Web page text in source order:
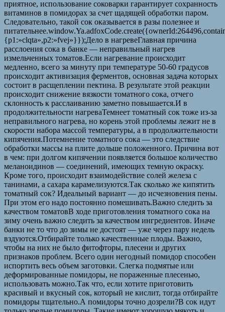
приятное, использование соковарки гарантирует сохранность
витаминов в помидорах за счет щадящей обработки паром.
Следовательно, такой сок оказывается в разы полезнее и
{p1:»clqta»,p2:»fvej»}});Дело в нагревеГлавная причина
расслоения сока в банке — неправильный нагрев
измельченных томатов.Если нагревание происходит
медленно, всего за минуту при температуре 50-60 градусов
происходит активизация ферментов, основная задача которых
состоит в расщеплении пектина. В результате этой реакции
происходит снижение вязкости томатного сока, отчего
склонность к расслаиванию заметно повышается.И в
продолжительности нагреваТемнеет томатный сок тоже из-за
неправильного нагрева, но корень этой проблемы лежит не в
скорости набора массой температуры, а в продолжительности
кипячения.Потемнение томатного сока — это следствие
обработки массы на плите дольше положенного. Причина вот
в чем: при долгом кипячении появляется большое количество
меланоидинов — соединений, имеющих темную окраску.
Кроме того, происходит взаимодействие солей железа с
танинами, а сахара карамелизуются.Так сколько же кипятить
томатный сок? Идеальный вариант — до исчезновения пены.
При этом его надо постоянно помешивать.Важно следить за
качеством томатовВ ходе приготовления томатного сока на
зиму очень важно следить за качеством ингредиентов. Иначе
банки не то что до зимы не достоят — уже через пару недель
вздуются.Отбирайте только качественные плоды. Важно,
чтобы на них не было фитофторы, плесени и других
признаков проблем. Всего один негодный помидор способен
испортить весь объем заготовки. Слегка подмятые или
деформированные помидоры, не пораженные плесенью,
использовать можно.Так что, если хотите приготовить
красивый и вкусный сок, который не кислит, тогда отбирайте
помидоры тщательно.А помидоры точно дозрели?В сок идут